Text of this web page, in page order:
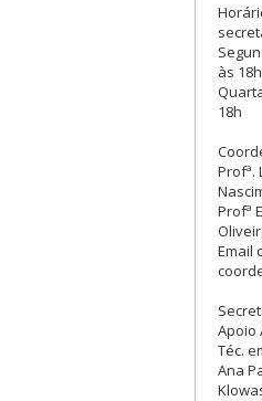
às 18h
18h
Profª.
Profª
Email
Apoio
Téc.
Ana